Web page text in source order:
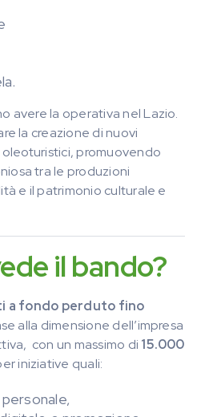
avere la operativa nel Lazio.
la creazione di nuovi
promuovendo
tra le produzioni
e il patrimonio culturale e
il bando?
a fondo perduto fino
alla dimensione dell’impresa
con un massimo di 15.000
iniziative quali: